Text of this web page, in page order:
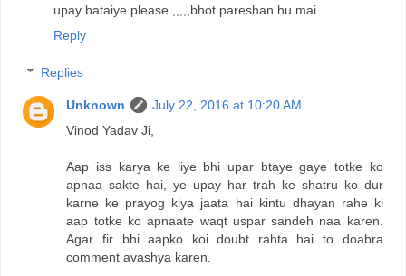
upay bataiye please ,,,,,bhot pareshan hu mai
Reply
Replies
Unknown
July 22, 2016 at 10:20 AM
Vinod Yadav Ji,
Aap iss karya ke liye bhi upar btaye gaye totke ko
apnaa sakte hai, ye upay har trah ke shatru ko dur
karne ke prayog kiya jaata hai kintu dhayan rahe ki
aap totke ko apnaate waqt uspar sandeh naa karen.
Agar fir bhi aapko koi doubt rahta hai to doabra
comment avashya karen.